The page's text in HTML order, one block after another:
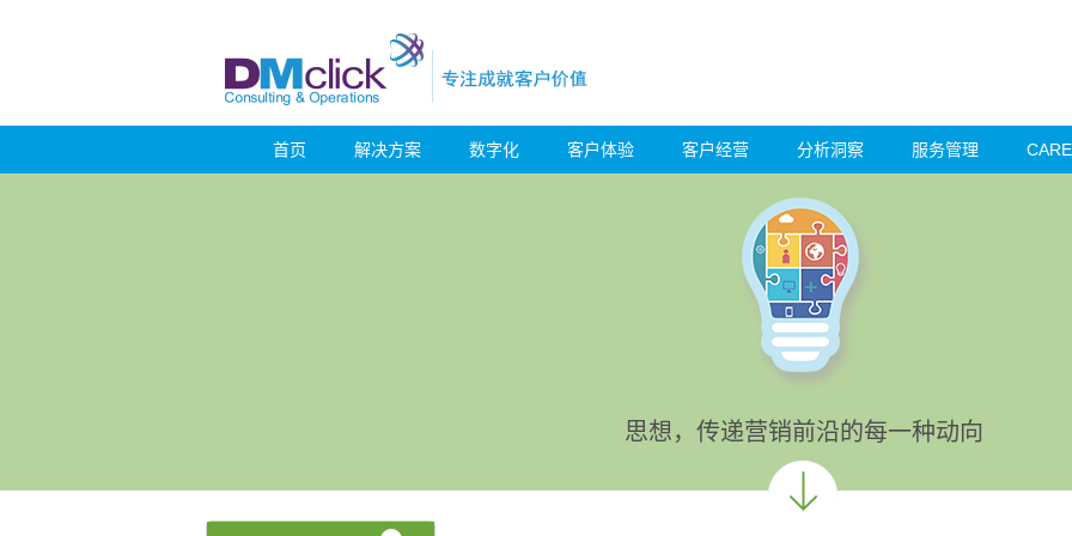
首页 解决方案 数字化 客户体验 客户经营 分析洞察 服务管理
思想，传递营销前沿的每一种动向